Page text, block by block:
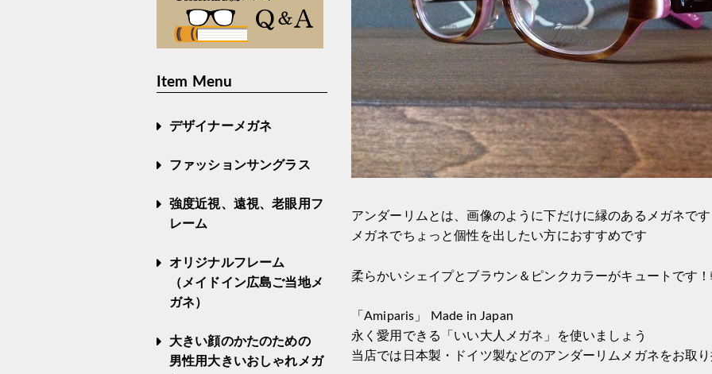
アンダーリムとは、画像のように下だけに縁のあるメガネです
メガネでちょっと個性を出したい方におすすめです
柔らかいシェイプとブラウン＆ピンクカラーがキュートです
「Amiparis」 Made in Japan
永く愛用できる「いい大人メガネ」を使いましょう
当店では日本製・ドイツ製などのアンダーリムメガネをお取
Item Menu
デザイナーメガネ
ファッションサングラス
強度近視、遠視、老眼用フ
レーム
オリジナルフレーム
（メイドイン広島ご当地メ
ガネ）
大きい顔のかたのための
男性用大きいおしゃれメガ